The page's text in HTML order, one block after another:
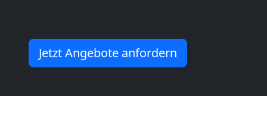
Jetzt Angebote anfordern
Wiener